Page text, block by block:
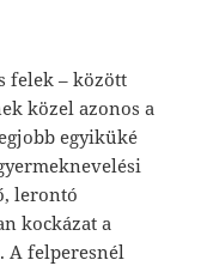
felek – között
közel azonos a
egyiküké
lerontó
kockázat a
A felperesnél